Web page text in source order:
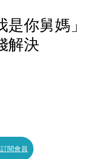
是你舅媽
解決
閱會員